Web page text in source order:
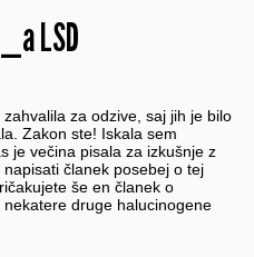
LSD
za odzive, saj jih je bilo
Zakon ste! Iskala sem
je večina pisala za izkušnje z
članek posebej o tej
še en članek o
druge halucinogene